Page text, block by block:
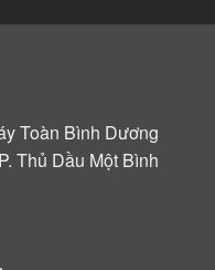
Toàn Bình Dương
Thủ Dầu Một Bình